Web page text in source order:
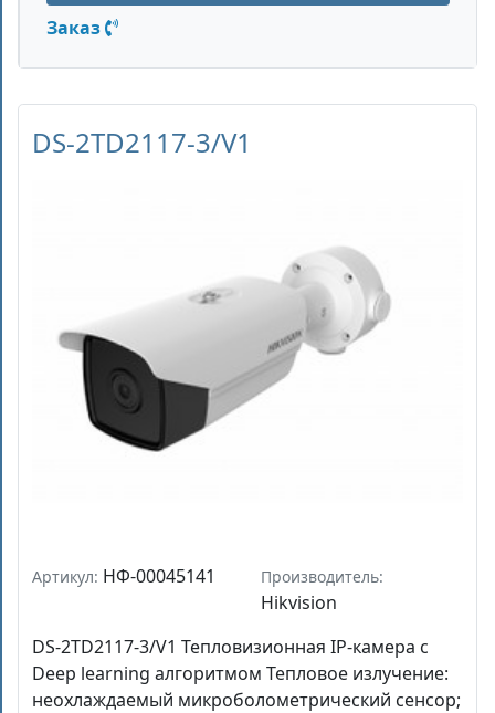
Заказ
DS-2TD2117-3/V1
Артикул: НФ-00045141 Производитель:
Hikvision
DS-2TD2117-3/V1 Тепловизионная IP-камера с
Deep learning алгоритмом Тепловое излучение:
неохлаждаемый микроболометрический сенсор;